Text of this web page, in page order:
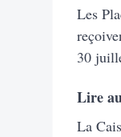
Les
30
Lire
La